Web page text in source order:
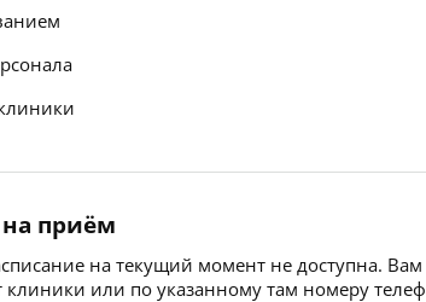
на приём
на текущий момент не доступна.
или по указанному там номеру